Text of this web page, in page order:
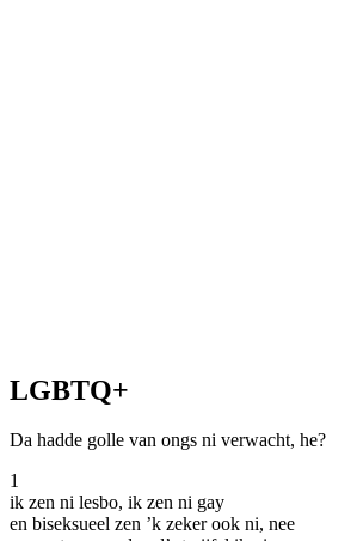
LGBTQ+
Da hadde golle van ongs ni verwacht, he?
1
ik zen ni lesbo, ik zen ni gay
en biseksueel zen ’k zeker ook ni, nee